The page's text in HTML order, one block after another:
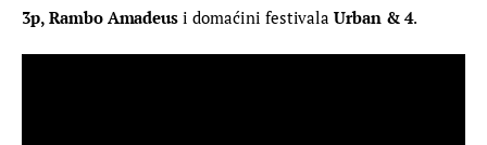
3p, Rambo Amadeus i domaćini festivala Urban & 4.